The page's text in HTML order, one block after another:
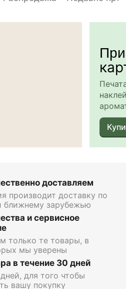
доставляем
производит доставку по
ближнему зарубежью
и сервисное
только те товары, в
мы уверены
в течение 30 дней
для того чтобы
вашу покупку